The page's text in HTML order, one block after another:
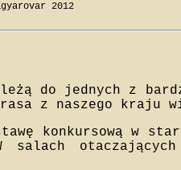
2012
do jednych z
z naszego kraju
konkursową w